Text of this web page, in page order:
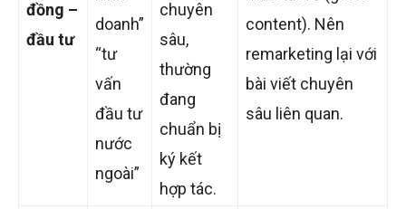
đồng –
đầu tư
doanh”
“tư
vấn
đầu tư
nước
ngoài”
chuyên
sâu,
thường
đang
chuẩn bị
ký kết
hợp tác.
content). Nên
remarketing lại với
bài viết chuyên
sâu liên quan.